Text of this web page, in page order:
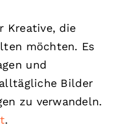
Kreative, die
möchten. Es
und
Bilder
zu verwandeln.
.